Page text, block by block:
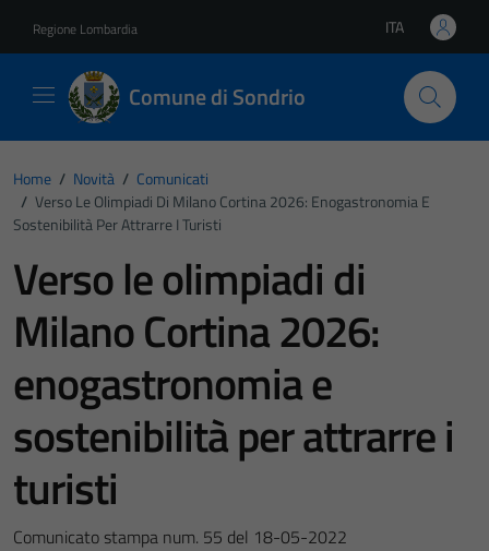
Regione Lombardia Lingua attiva:
ITA
Comune di Sondrio
Home / Novità / Comunicati
/ Verso Le Olimpiadi Di Milano Cortina 2026: Enogastronomia E
Sostenibilità Per Attrarre I Turisti
Verso le olimpiadi di
Milano Cortina 2026:
enogastronomia e
sostenibilità per attrarre i
turisti
Comunicato stampa num. 55 del 18-05-2022